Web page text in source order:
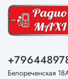
Белореченская